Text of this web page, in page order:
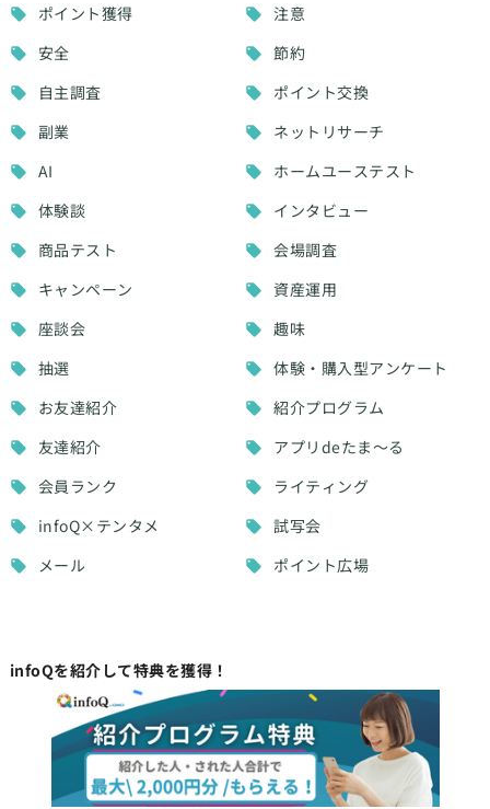
ポイント獲得
注意
安全
節約
自主調査
ポイント交換
副業
ネットリサーチ
AI
ホームユーステスト
体験談
インタビュー
商品テスト
会場調査
キャンペーン
資産運用
座談会
趣味
抽選
体験・購入型アンケート
お友達紹介
紹介プログラム
友達紹介
アプリdeたま～る
会員ランク
ライティング
infoQ×テンタメ
試写会
メール
ポイント広場
infoQを紹介して特典を獲得！